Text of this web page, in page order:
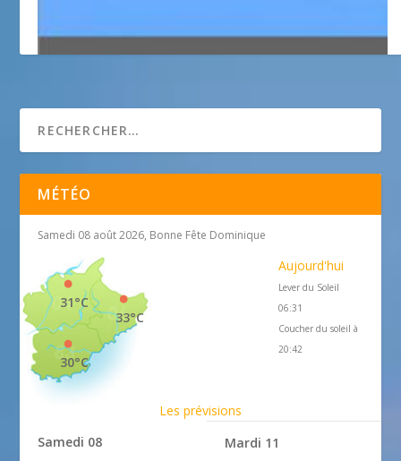
Nice Art Photo
MÉTÉO
Samedi 08 août 2026, Bonne Fête Dominique
33°C
31°C
30°C
Aujourd'hui
Lever du Soleil
06:31
Coucher du soleil à
20:42
Les prévisions
Samedi 08
Mardi 11